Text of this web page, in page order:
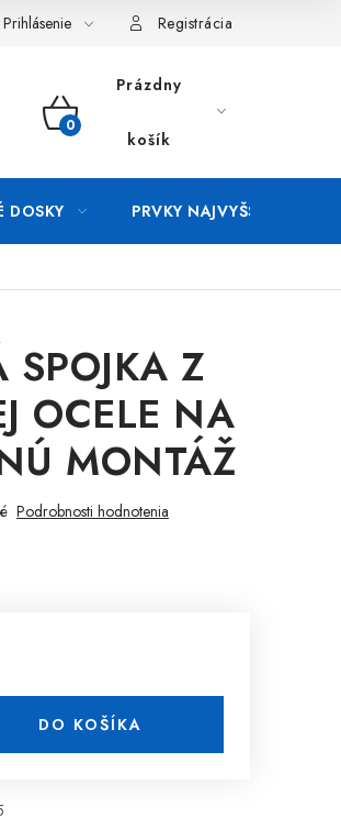
formulár Kontakt
Prihlásenie Registrácia
NÁKUPNÝ
Prázdny
košík
DOSKY PRVKY NAJVYŠŠEJ
SPOJKA Z
OCELE NA
MONTÁŽ
Podrobnosti hodnotenia
DO KOŠÍKA